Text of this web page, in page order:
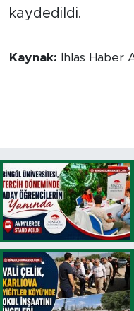
kaydedildi.
Kaynak: İhlas Haber